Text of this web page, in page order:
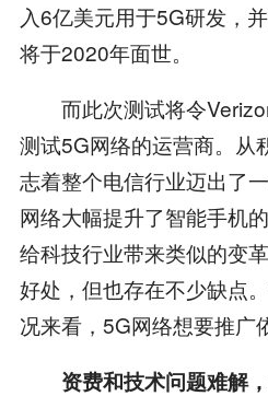
入6亿美元用于5G研发，
将于2020年面世。
而此次测试将令
测试5G网络的运营商。从
志着整个电信行业迈出了
网络大幅提升了智能手机
给科技行业带来类似的变
好处，但也存在不少缺点
况来看，5G网络想要推广
资费和技术问题难解，